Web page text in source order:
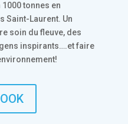
tonnes en
Saint-Laurent. Un
soin du fleuve, des
inspirants….et faire